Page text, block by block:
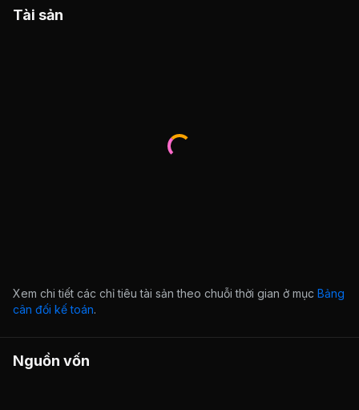
Tài sản
Xem chi tiết các chỉ tiêu tài sản theo chuỗi thời gian ở mục Bảng
cân đối kế toán.
Nguồn vốn